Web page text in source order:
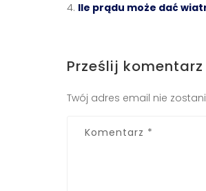
Ile prądu może dać
Prześlij komentarz
Twój adres email nie